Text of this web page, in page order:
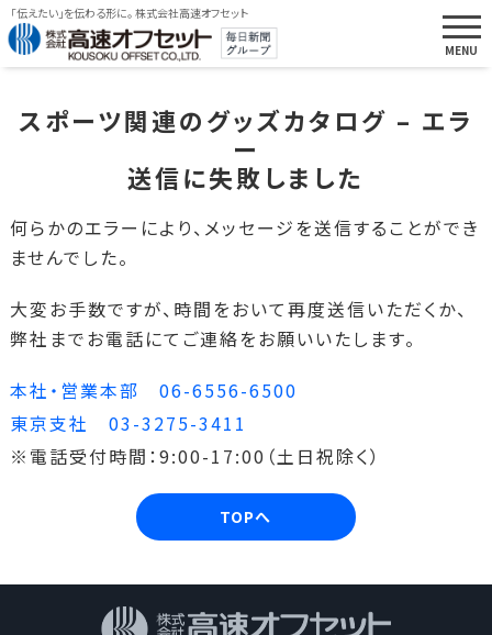
「伝えたい」を伝わる形に。 株式会社高速オフセット
スポーツ関連のグッズカタログ – エラ
ー
送信に失敗しました
何らかのエラーにより、メッセージを送信することができ
ませんでした。
大変お手数ですが、時間をおいて再度送信いただくか、
弊社までお電話にてご連絡をお願いいたします。
本社・営業本部 06-6556-6500
東京支社 03-3275-3411
※電話受付時間：9:00-17:00（土日祝除く）
TOPへ